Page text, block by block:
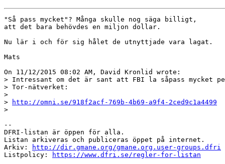
"Så pass mycket"? Många skulle nog säga billigt,
att det bara behövdes en miljon dollar.
Nu lär i och för sig hålet de utnyttjade vara lagat.
Mats
On 11/12/2015 08:02 AM, David Kronlid wrote:
> Intressant om det är sant att FBI la såpass mycket
> Tor-nätverket:
>
>
http://omni.se/918f2acf-769b-4b69-a9f4-2ced9c1a4499
>
--
DFRI-listan är öppen för alla.
Listan arkiveras och publiceras öppet på internet.
Arkiv:
http://dir.gmane.org/gmane.org.user-groups.dfri
Listpolicy:
https://www.dfri.se/regler-for-listan